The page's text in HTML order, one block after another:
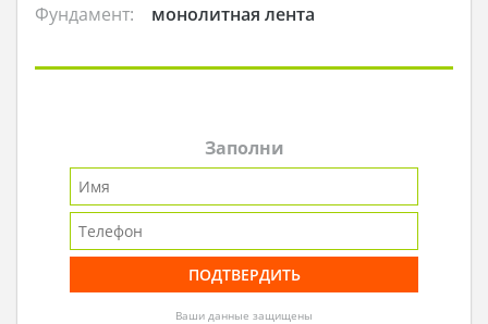
Фундамент:
монолитная лента
Заполни
Ваши данные защищены